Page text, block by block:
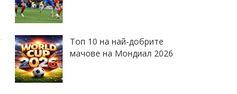
Топ 10 на най-добрите
мачове на Мондиал 2026